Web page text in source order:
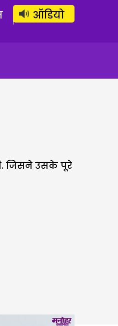
सब्सक्राइब करें
ऑडियो
जिसने उसके पूरे